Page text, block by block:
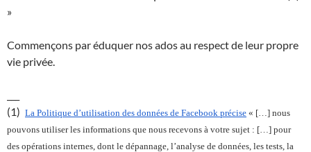
»
Commençons par éduquer nos ados au respect de leur propre
vie privée.
(1) La Politique d’utilisation des données de Facebook précise « […] nous
pouvons utiliser les informations que nous recevons à votre sujet : […] pour
des opérations internes, dont le dépannage, l’analyse de données, les tests, la